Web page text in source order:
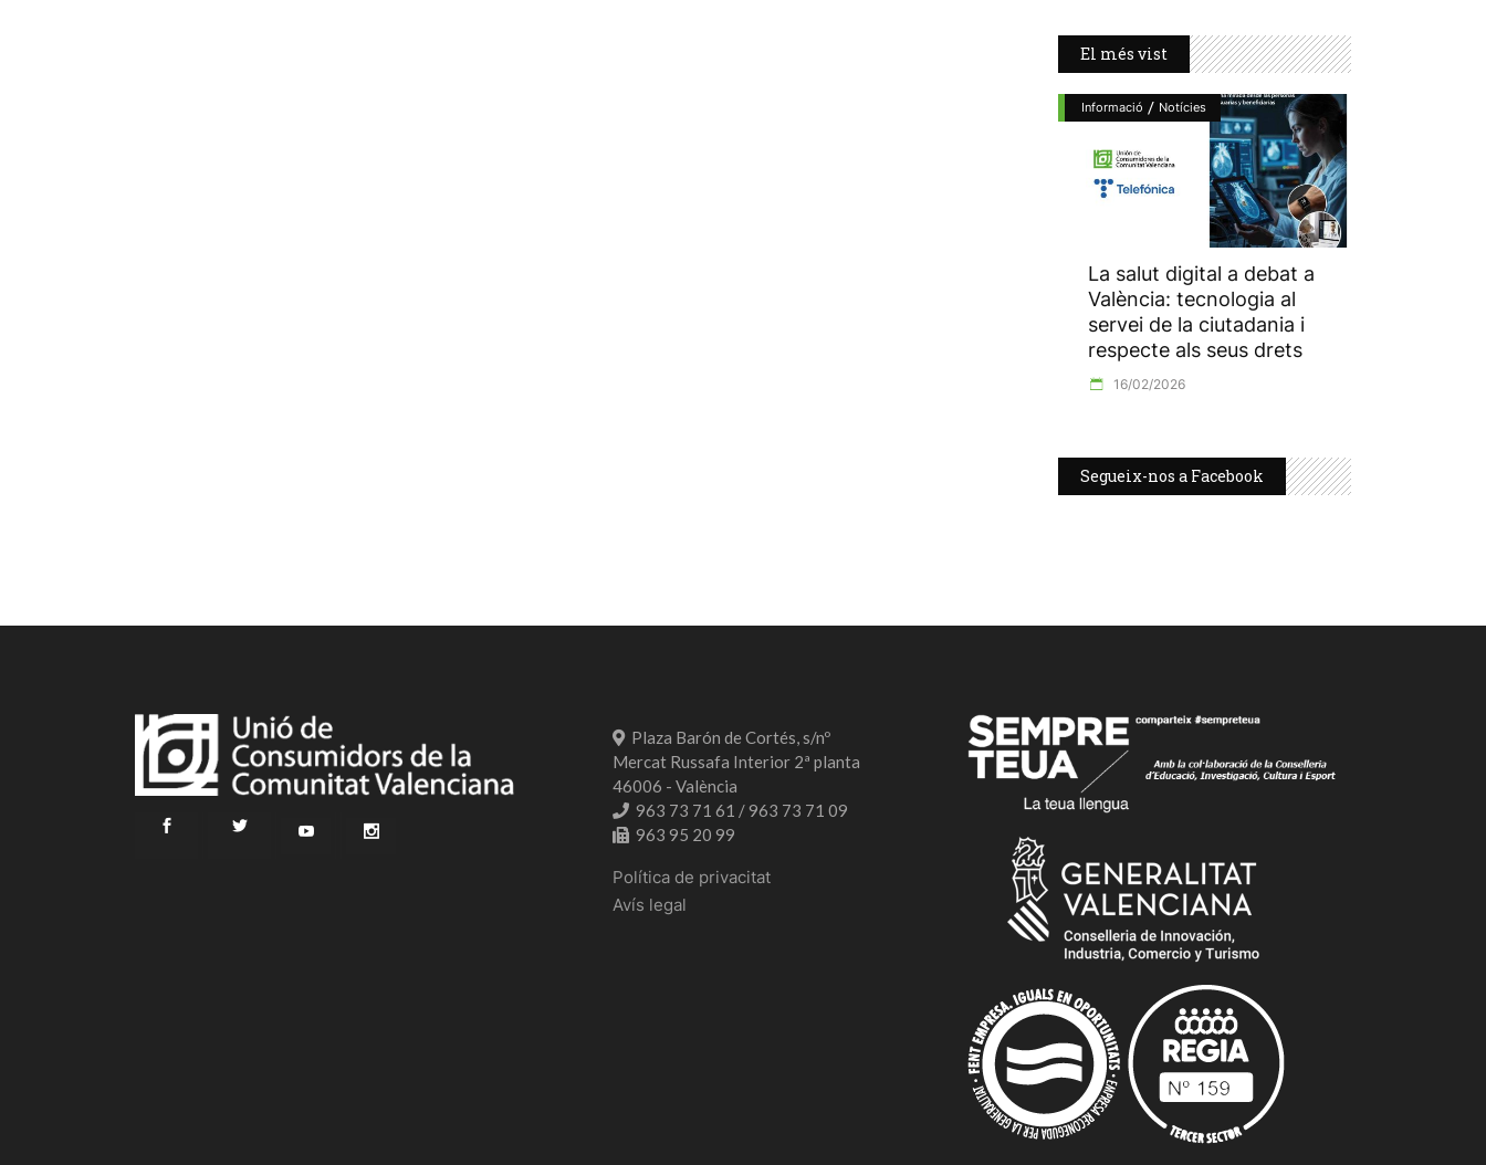
El més vist
Informació / Notícies
La salut digital a debat a
València: tecnologia al
servei de la ciutadania i
respecte als seus drets
16/02/2026
Segueix-nos a Facebook
Plaza Barón de Cortés, s/nº
Mercat Russafa Interior 2ª planta
46006 - València
963 73 71 61 / 963 73 71 09
963 95 20 99
Política de privacitat
Avís legal